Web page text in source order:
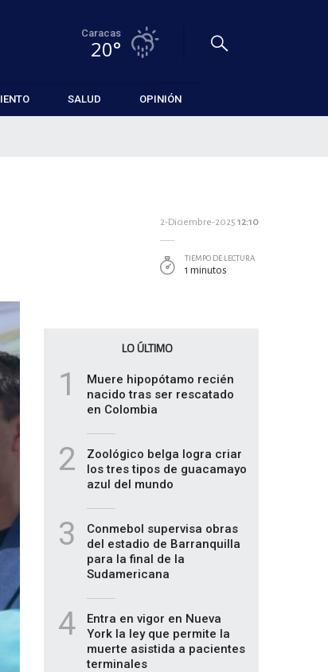
Caracas
20°
SALUD OPINIÓN
2-Diciembre-2025 12:10
TIEMPO DE LECTURA
1 minutos
LO ÚLTIMO
1
Muere hipopótamo recién
nacido tras ser rescatado
en Colombia
2
Zoológico belga logra criar
los tres tipos de guacamayo
azul del mundo
3
Conmebol supervisa obras
del estadio de Barranquilla
para la final de la
Sudamericana
4
Entra en vigor en Nueva
York la ley que permite la
muerte asistida a pacientes
terminales